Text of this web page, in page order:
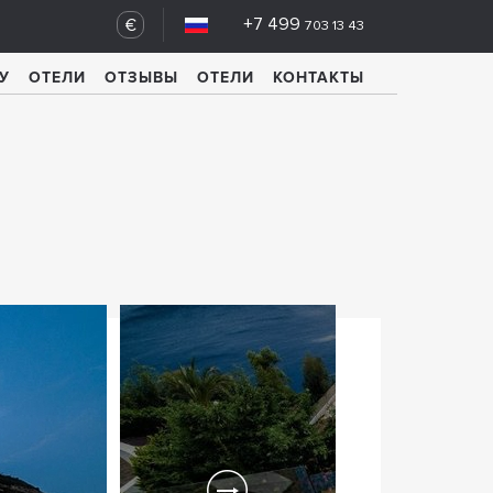
+7 499 703 13 43
€
ОТЕЛИ ОТЗЫВЫ ОТЕЛИ КОНТАКТЫ